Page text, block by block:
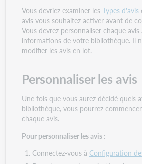
Vous devriez examiner lesTypes d'avis
avis vous souhaitez activer avant de
Vous devrez personnaliser chaque avis
informations de votre bibliothèque. Il
modifier les avis en lot.
Personnaliser les avis
Une fois que vous aurez décidé quels
bibliothèque, vous pourrez
chaque avis.
Pour personnaliser les avis :
Connectez-vous à Configuration